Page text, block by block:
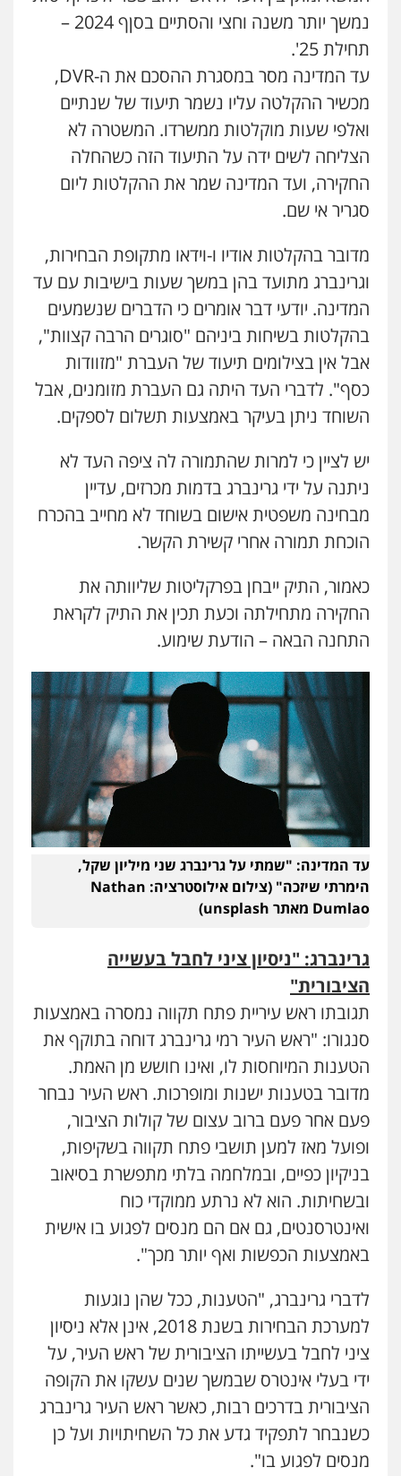
נמשך יותר משנה וחצי והסתיים בסןף 2024 –
תחילת 25'.
עד המדינה מסר במסגרת ההסכם את ה-DVR,
מכשיר ההקלטה עליו נשמר תיעוד של שנתיים
ואלפי שעות מוקלטות ממשרדו. המשטרה לא
הצליחה לשים ידה על התיעוד הזה כשהחלה
החקירה, ועד המדינה שמר את ההקלטות ליום
סגריר אי שם.
מדובר בהקלטות אודיו ו-וידאו מתקופת הבחירות,
וגרינברג מתועד בהן במשך שעות בישיבות עם עד
המדינה. יודעי דבר אומרים כי הדברים שנשמעים
בהקלטות בשיחות ביניהם "סוגרים הרבה קצוות",
אבל אין בצילומים תיעוד של העברת "מזוודות
כסף". לדברי העד היתה גם העברת מזומנים, אבל
השוחד ניתן בעיקר באמצעות תשלום לספקים.
יש לציין כי למרות שהתמורה לה ציפה העד לא
ניתנה על ידי גרינברג בדמות מכרזים, עדיין
מבחינה משפטית אישום בשוחד לא מחייב בהכרח
הוכחת תמורה אחרי קשירת הקשר.
כאמור, התיק ייבחן בפרקליטות שליוותה את
החקירה מתחילתה וכעת תכין את התיק לקראת
התחנה הבאה – הודעת שימוע.
עד המדינה: "שמתי על גרינברג שני מיליון שקל,
הימרתי שיזכה" (צילום אילוסטרציה: Nathan
Dumlao מאתר unsplash)
גרינברג: "ניסיון ציני לחבל בעשייה
הציבורית"
תגובתו ראש עיריית פתח תקווה נמסרה באמצעות
סנגורו: "ראש העיר רמי גרינברג דוחה בתוקף את
הטענות המיוחסות לו, ואינו חושש מן האמת.
מדובר בטענות ישנות ומופרכות. ראש העיר נבחר
פעם אחר פעם ברוב עצום של קולות הציבור,
ופועל מאז למען תושבי פתח תקווה בשקיפות,
בניקיון כפיים, ובמלחמה בלתי מתפשרת בסיאוב
ובשחיתות. הוא לא נרתע ממוקדי כוח
ואינטרסנטים, גם אם הם מנסים לפגוע בו אישית
באמצעות הכפשות ואף יותר מכך".
לדברי גרינברג, "הטענות, ככל שהן נוגעות
למערכת הבחירות בשנת 2018, אינן אלא ניסיון
ציני לחבל בעשייתו הציבורית של ראש העיר, על
ידי בעלי אינטרס שבמשך שנים עשקו את הקופה
הציבורית בדרכים רבות, כאשר ראש העיר גרינברג
כשנבחר לתפקיד גדע את כל השחיתויות ועל כן
מנסים לפגוע בו".
עו"ד משה פלמור
פלילי כלכלי צווארון לבן עורכי דין לענייני
אסירים
0549732303
מעצרים
0543326767
עו"ד ראוף נג'אר
0548009246
דוד אפרים משרד עורכי דין
פלילי צווארון לבן מס הכנסה מע"מ
0506209859
עו"ד איהאב ג'לג'ולי
פלילי מעצרים וחקירות עורכי דין לענייני
אסירים
0505216700
עו"ד אייל בסרגליק
פלילי צווארון לבן עורכי דין לענייני
אסירים אזרחי נדל"ן / עסקים
עו"ד אסף דוק
סמים והימורים
חמורה חקירות ומעצרים צווארון לבן והונאה
0526885006
עו"ד שלי גורביץ – לוי
משפט פלילי פשיעה חמורה מעצרים
וחקירות